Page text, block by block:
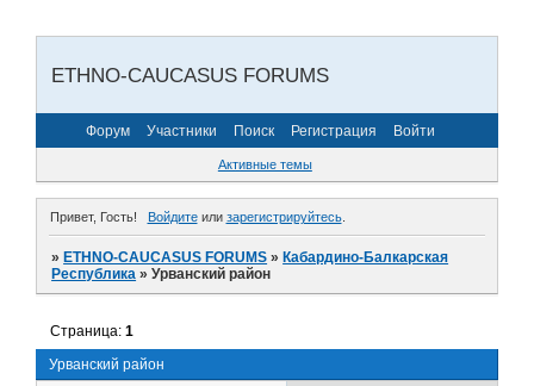
ETHNO-CAUCASUS FORUMS
Форум Участники Поиск Регистрация Войти
Активные темы
Привет, Гость! Войдитеили зарегистрируйтесь.
»ETHNO-CAUCASUS FORUMS »Кабардино-Балкарская
Республика »Урванский район
Урванский район
Страница:1